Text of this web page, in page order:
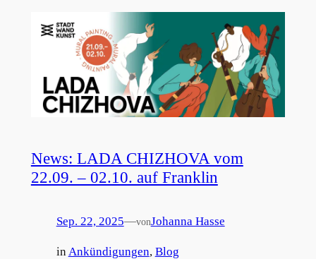
News: LADA CHIZHOVA vom
22.09. – 02.10. auf Franklin
Sep. 22, 2025—vonJohanna Hasse
inAnkündigungen, Blog